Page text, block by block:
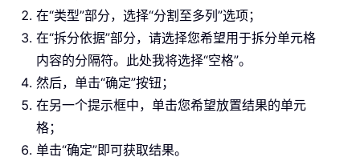
在“类型”部分，选择“分割至多列”选项；
在“拆分依据”部分，请选择您希望用于拆分单元格
内容的分隔符。此处我将选择“空格”。
然后，单击“确定”按钮；
在另一个提示框中，单击您希望放置结果的单元
格；
单击“确定”即可获取结果。